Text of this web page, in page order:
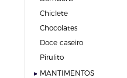
chiclete
chocolates
doce caseiro
pirulito
MANTIMENTOS